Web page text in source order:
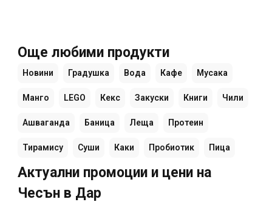
Още любими продукти
Новини Градушка Вода Кафе Мусака
Манго LEGO Кекс Закуски Книги Чили
Ашваганда Баница Леща Протеин
Тирамису Суши Каки Пробиотик Пица
Актуални промоции и цени на
Чесън в Дар